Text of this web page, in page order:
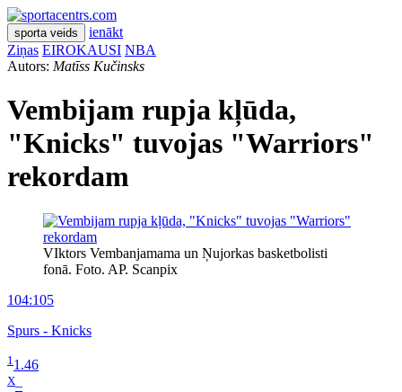
sporta veids
ienākt
Ziņas EIROKAUSI NBA
Autors: Matīss Kučinsks
Vembijam rupja kļūda,
"Knicks" tuvojas "Warriors"
rekordam
VIktors Vembanjamama un Ņujorkas basketbolisti
fonā. Foto. AP. Scanpix
104:105
Spurs - Knicks
1 1.46
X–